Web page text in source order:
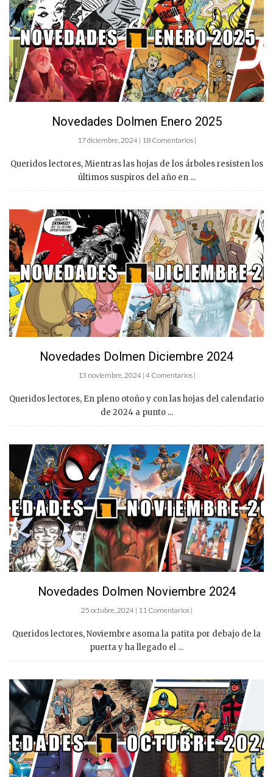
Novedades Dolmen Enero 2025
17 diciembre, 2024 | 18 Comentarios |
Queridos lectores, Mientras las hojas de los árboles resisten los
últimos suspiros del año en ...
Novedades Dolmen Diciembre 2024
13 noviembre, 2024 | 4 Comentarios |
Queridos lectores, En pleno otoño y con las hojas del calendario
de 2024 a punto ...
Novedades Dolmen Noviembre 2024
25 octubre, 2024 | 11 Comentarios |
Queridos lectores, Noviembre asoma la patita por debajo de la
puerta y ha llegado el ...